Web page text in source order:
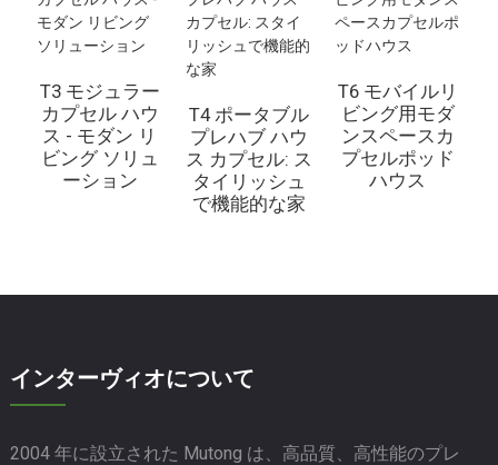
T3 モジュラー
カプセル ハウ
ス - モダン リ
ビング ソリュ
ーション
T4 ポータブル
プレハブ ハウ
ス カプセル: ス
タイリッシュ
で機能的な家
T6 モバイルリ
ビング用モダ
ンスペースカ
プセルポッド
ハウス
インターヴィオについて
2004 年に設立された Mutong は、高品質、高性能のプレ